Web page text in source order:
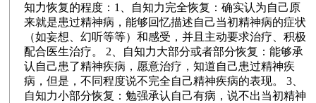
知力恢复的程度：1、自知力完全恢复：确实认为自己原
来就是患过精神病，能够回忆描述自己当初精神病的症状
（如妄想、幻听等等）和感受，并且主动要求治疗、积极
配合医生治疗。 2、自知力大部分或者部分恢复：能够承
认自己患了精神疾病，愿意治疗，知道自己患过精神疾
病，但是，不同程度说不完全自己精神疾病的表现。 3、
自知力小部分恢复：勉强承认自己有病，说不出当初精神